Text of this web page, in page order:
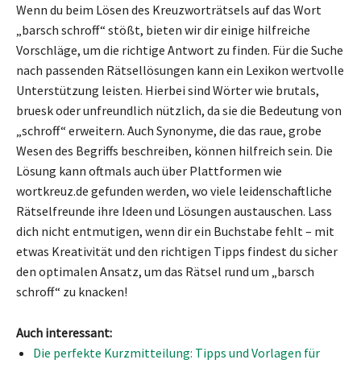
Wenn du beim Lösen des Kreuzworträtsels auf das Wort
„barsch schroff“ stößt, bieten wir dir einige hilfreiche
Vorschläge, um die richtige Antwort zu finden. Für die Suche
nach passenden Rätsellösungen kann ein Lexikon wertvolle
Unterstützung leisten. Hierbei sind Wörter wie brutals,
bruesk oder unfreundlich nützlich, da sie die Bedeutung von
„schroff“ erweitern. Auch Synonyme, die das raue, grobe
Wesen des Begriffs beschreiben, können hilfreich sein. Die
Lösung kann oftmals auch über Plattformen wie
wortkreuz.de gefunden werden, wo viele leidenschaftliche
Rätselfreunde ihre Ideen und Lösungen austauschen. Lass
dich nicht entmutigen, wenn dir ein Buchstabe fehlt – mit
etwas Kreativität und den richtigen Tipps findest du sicher
den optimalen Ansatz, um das Rätsel rund um „barsch
schroff“ zu knacken!
Auch interessant:
Die perfekte Kurzmitteilung: Tipps und Vorlagen für